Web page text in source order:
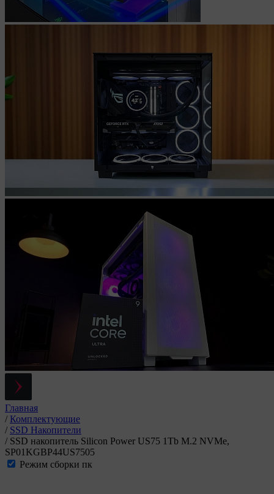
Главная
/ Комплектующие
/ SSD Накопители
/ SSD накопитель Silicon Power US75 1Tb M.2 NVMe,
SP01KGBP44US7505
Режим сборки пк